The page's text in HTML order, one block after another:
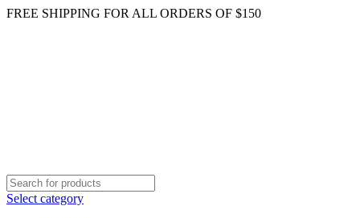
FREE SHIPPING FOR ALL ORDERS OF $150
Select category